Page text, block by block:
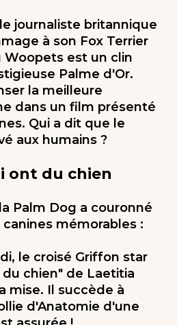
journaliste britannique
à son Fox Terrier
Woopets est un clin
Palme d'Or.
la meilleure
dans un film présenté
Qui a dit que le
aux humains ?
ont du chien
Palm Dog a couronné
mémorables :
le croisé Griffon star
chien" de Laetitia
mise. Il succède à
d'Anatomie d'une